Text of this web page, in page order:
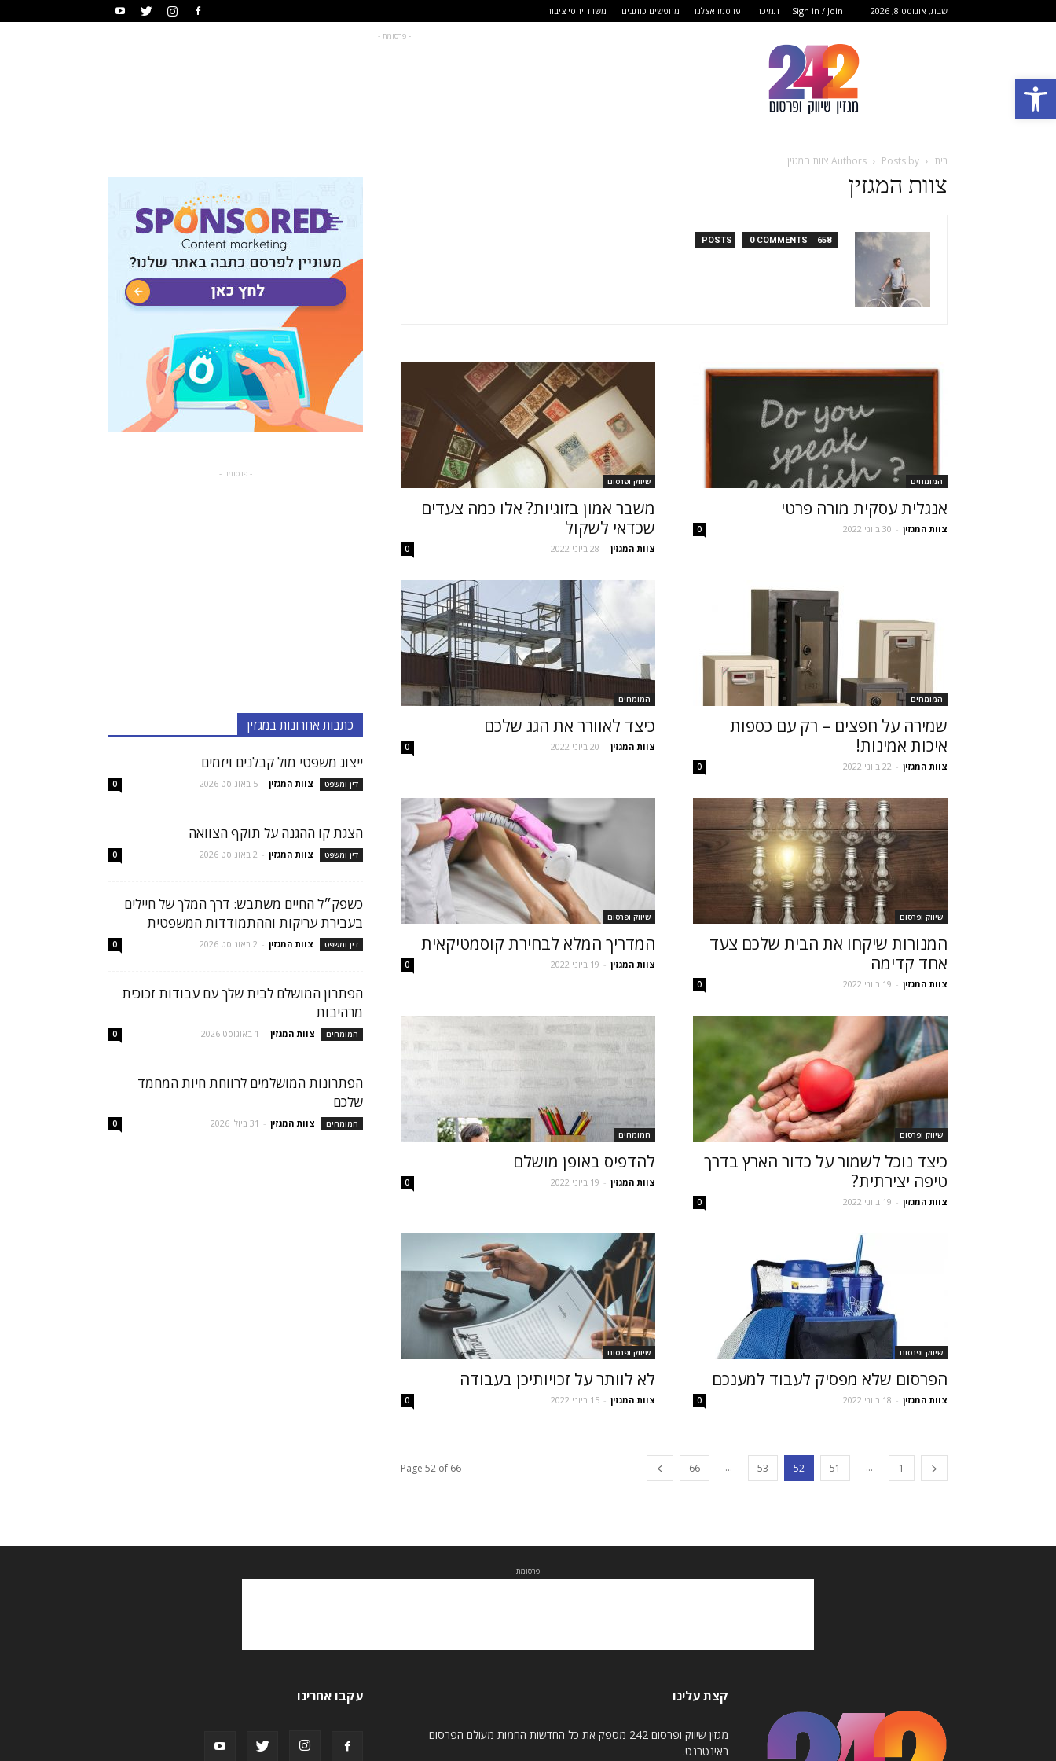
פתח סרגל נגישות
שבת, אוגוסט 8, 2026 Sign in / Join תמיכה פרסמו אצלנו מחפשים כותבים משרד יחסי ציבור
- פרסומת -
בית Authors Posts by צוות המגזין
צוות המגזין
658 POSTS
0 COMMENTS
המומחים
אנגלית עסקית מורה פרטי
צוות המגזין - 30 ביוני 2022 0
שיווק ופרסום
משבר אמון בזוגיות? אלו כמה צעדים
שכדאי לשקול
צוות המגזין - 28 ביוני 2022 0
המומחים
שמירה על חפצים – רק עם כספות
איכות אמינות!
צוות המגזין - 22 ביוני 2022 0
המומחים
כיצד לאוורר את הגג שלכם
צוות המגזין - 20 ביוני 2022 0
שיווק ופרסום
המנורות שיקחו את הבית שלכם צעד
אחד קדימה
צוות המגזין - 19 ביוני 2022 0
שיווק ופרסום
המדריך המלא לבחירת קוסמטיקאית
צוות המגזין - 19 ביוני 2022 0
שיווק ופרסום
כיצד נוכל לשמור על כדור הארץ בדרך
טיפה יצירתית?
צוות המגזין - 19 ביוני 2022 0
המומחים
להדפיס באופן מושלם
צוות המגזין - 19 ביוני 2022 0
שיווק ופרסום
הפרסום שלא מפסיק לעבוד למענכם
צוות המגזין - 18 ביוני 2022 0
שיווק ופרסום
לא לוותר על זכויותיכן בעבודה
צוות המגזין - 15 ביוני 2022 0
1
...
51
52
53
...
66
Page 52 of 66
- פרסומת -
כתבות אחרונות במגזין
ייצוג משפטי מול קבלנים ויזמים
דין ומשפט צוות המגזין - 5 באוגוסט 2026 0
הצגת קו ההגנה על תוקף הצוואה
דין ומשפט צוות המגזין - 2 באוגוסט 2026 0
כשפק״ל החיים משתבש: דרך המלך של חיילים
בעבירת עריקות וההתמודדות המשפטית
דין ומשפט צוות המגזין - 2 באוגוסט 2026 0
הפתרון המושלם לבית שלך עם עבודות זכוכית
מרהיבות
המומחים צוות המגזין - 1 באוגוסט 2026 0
הפתרונות המושלמים לרווחת חיות המחמד
שלכם
המומחים צוות המגזין - 31 ביולי 2026 0
- פרסומת -
קצת עלינו
מגזין שיווק ופרסום 242 מספק את כל החדשות החמות מעולם הפרסום
באינטרנט.
עקבו אחרינו